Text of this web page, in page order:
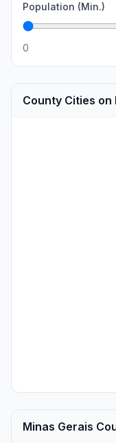
Population (Min.)
0
County Cities on
Minas Gerais